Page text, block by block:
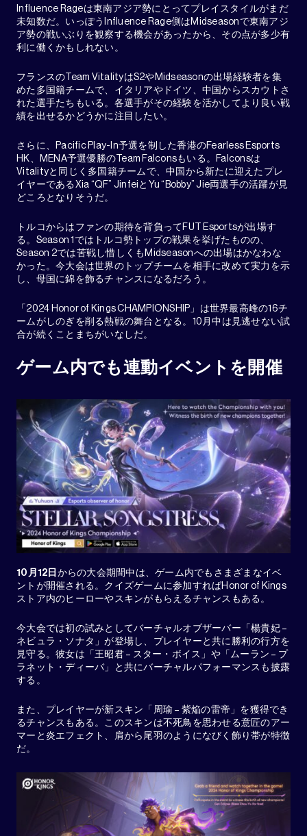
Influence Rageは東南アジア勢にとってプレイスタイルがまだ
未知数だ。いっぽうInfluence Rage側はMidseasonで東南アジ
ア勢の戦いぶりを観察する機会があったから、その点が多少有
利に働くかもしれない。
フランスのTeam VitalityはS2やMidseasonの出場経験者を集
めた多国籍チームで、イタリアやドイツ、中国からスカウトさ
れた選手たちもいる。各選手がその経験を活かしてより良い戦
績を出せるかどうかに注目したい。
さらに、Pacific Play-In予選を制した香港のFearless Esports
HK、MENA予選優勝のTeam Falconsもいる。Falconsは
Vitalityと同じく多国籍チームで、中国から新たに迎えたプレ
イヤーであるXia “QF” JinfeiとYu “Bobby” Jie両選手の活躍が見
どころとなりそうだ。
トルコからはファンの期待を背負ってFUT Esportsが出場す
る。Season 1ではトルコ勢トップの戦果を挙げたものの、
Season 2では苦戦し惜しくもMidseasonへの出場はかなわな
かった。今大会は世界のトップチームを相手に改めて実力を示
し、母国に錦を飾るチャンスになるだろう。
「2024 Honor of Kings CHAMPIONSHIP」は世界最高峰の16チ
ームがしのぎを削る熱戦の舞台となる。10月中は見逃せない試
合が続くことまちがいなしだ。
ゲーム内でも連動イベントを開催
10 月 12 日 からの大会期間中は、ゲーム内でもさまざまなイベ
ントが開催される。クイズゲームに参加すればHonor of Kings
ストア内のヒーローやスキンがもらえるチャンスもある。
今大会では初の試みとしてバーチャルオブザーバー「楊貴妃 –
ネビュラ・ソナタ」が登場し、プレイヤーと共に勝利の行方を
見守る。彼女は「王昭君 – スター・ボイス」や「ムーラン – プ
ラネット・ディーバ」と共にバーチャルパフォーマンスも披露
する。
また、プレイヤーが新スキン「周瑜 – 紫焔の雷帝」を獲得でき
るチャンスもある。このスキンは不死鳥を思わせる意匠のアー
マーと炎エフェクト、肩から尾羽のようになびく飾り帯が特徴
だ。